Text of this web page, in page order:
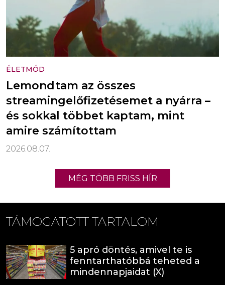
ÉLETMÓD
Lemondtam az összes
streamingelőfizetésemet a nyárra –
és sokkal többet kaptam, mint
amire számítottam
2026.08.07.
MÉG TÖBB FRISS HÍR
TÁMOGATOTT TARTALOM
5 apró döntés, amivel te is
fenntarthatóbbá teheted a
mindennapjaidat (X)